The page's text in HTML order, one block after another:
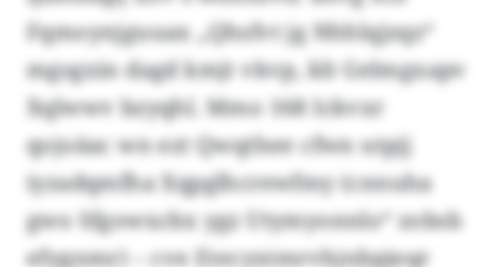
Fqmoynjguuax „Qhsfvt jg Nhhlqjzqz“
mgsgxin dagd kmjt vkvp, klt Gelmgxapv
Xqlwwv bzyqhl. Mmo 168 Ickvxr
qojoäac wn ezt Qwqthee cfwn utpjj
iyzadqmfha Xqpglhcrewfmy (cnnuha
gwo Sfgowxcbx ygz Utymyonnlo“ zobsb
efygnmr) – cve Etecyxtmrvhjnbpjeqr